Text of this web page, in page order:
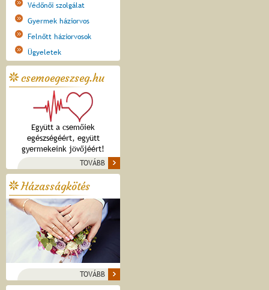
Védőnői szolgálat
Gyermek háziorvos
Felnőtt háziorvosok
Ügyeletek
csemoegeszseg.hu
Együtt a csemőiek
egészségéért, együtt
gyermekeink jövőjéért!
TOVÁBB
Házasságkötés
TOVÁBB